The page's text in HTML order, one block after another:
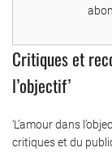
Critiques et
l’objectif’
‘L’amour dans
critiques et du